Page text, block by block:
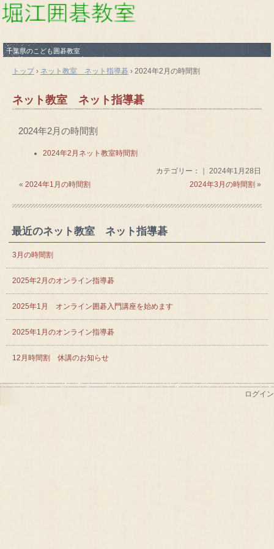
千葉県のこども囲碁教室
トップ› ネット教室 ネット指導碁 › 2024年2月の時間割
ネット教室 ネット指導碁
2024年2月の時間割
2024年2月ネット教室時間割
カテゴリー：｜ 2024年1月28日
«2024年1月の時間割 2024年3月の時間割 »
最近のネット教室 ネット指導碁
3月の時間割
2025年2月のオンライン指導碁
2025年1月 オンライン囲碁入門講座を始めます
2025年1月のオンライン指導碁
12月時間割 休講のお知らせ
ログイン